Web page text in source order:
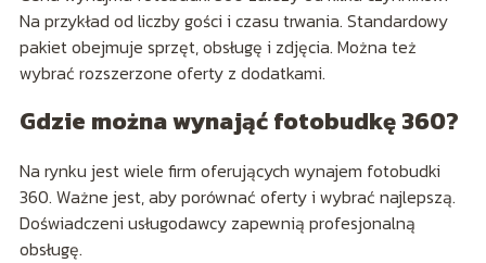
Na przykład od liczby gości i czasu trwania. Standardowy
pakiet obejmuje sprzęt, obsługę i zdjęcia. Można też
wybrać rozszerzone oferty z dodatkami.
Gdzie można wynająć fotobudkę 360?
Na rynku jest wiele firm oferujących wynajem fotobudki
360. Ważne jest, aby porównać oferty i wybrać najlepszą.
Doświadczeni usługodawcy zapewnią profesjonalną
obsługę.